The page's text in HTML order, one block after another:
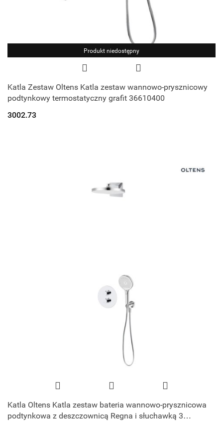
Produkt niedostępny
Katla Zestaw Oltens Katla zestaw wannowo-prysznicowy
podtynkowy termostatyczny grafit 36610400
3002.73
Katla Oltens Katla zestaw bateria wannowo-prysznicowa
podtynkowa z deszczownicą Regna i słuchawką 3